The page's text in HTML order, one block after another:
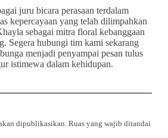
juru bicara perasaan terdalam
kepercayaan yang telah dilimpahkan
sebagai mitra floral kebanggaan
Segera hubungi tim kami sekarang
menjadi penyampai pesan tulus
istimewa dalam kehidupan.
dipublikasikan. Ruas yang wajib ditandai